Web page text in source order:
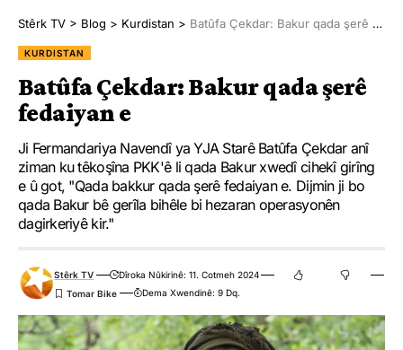
Stêrk TV > Blog > Kurdistan > Batûfa Çekdar: Bakur qada şerê fedaiyan e
KURDISTAN
Batûfa Çekdar: Bakur qada şerê
fedaiyan e
Ji Fermandariya Navendî ya YJA Starê Batûfa Çekdar anî
ziman ku têkoşîna PKK'ê li qada Bakur xwedî cihekî girîng
e û got, "Qada bakkur qada şerê fedaiyan e. Dijmin ji bo
qada Bakur bê gerîla bihêle bi hezaran operasyonên
dagirkeriyê kir."
Stêrk TV
Dîroka Nûkirinê: 11. Cotmeh 2024
Dema Xwendinê: 9 Dq.